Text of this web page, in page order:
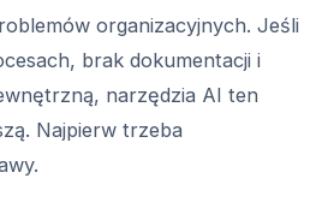
organizacyjnych. Jeśli
brak dokumentacji i
narzędzia AI ten
Najpierw trzeba